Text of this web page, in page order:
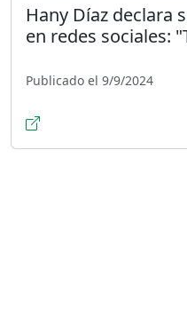
Hany Díaz declara
en redes sociales:
Publicado el 9/9/2024